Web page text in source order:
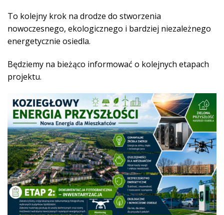
To kolejny krok na drodze do stworzenia
nowoczesnego, ekologicznego i bardziej niezależnego
energetycznie osiedla.
Będziemy na bieżąco informować o kolejnych etapach
projektu.